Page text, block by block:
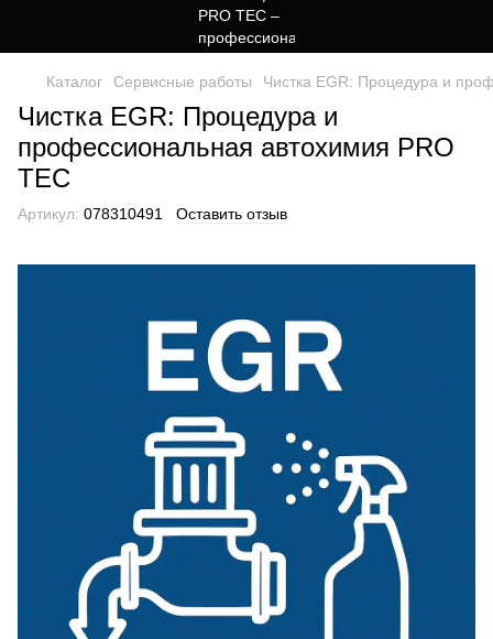
Каталог Сервисные работы Чистка EGR: Процедура и
Чистка EGR: Процедура и
профессиональная автохимия PRO
TEC
Артикул: 078310491 Оставить отзыв